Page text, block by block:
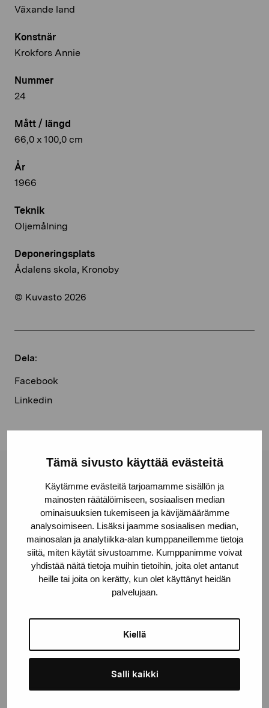
Tämä sivusto käyttää evästeitä
Käytämme evästeitä tarjoamamme sisällön ja
mainosten räätälöimiseen, sosiaalisen median
ominaisuuksien tukemiseen ja kävijämäärämme
analysoimiseen. Lisäksi jaamme sosiaalisen median,
mainosalan ja analytiikka-alan kumppaneillemme tietoja
siitä, miten käytät sivustoamme. Kumppanimme voivat
yhdistää näitä tietoja muihin tietoihin, joita olet antanut
heille tai joita on kerätty, kun olet käyttänyt heidän
palvelujaan.
Kiellä
Salli kaikki
Växande land
Konstnär
Krokfors Annie
Nummer
24
Mått / längd
66,0 x 100,0 cm
År
1966
Teknik
Oljemålning
Deponeringsplats
Ådalens skola, Kronoby
© Kuvasto 2026
Dela:
Facebook
Linkedin
Stiftelsen Pro Artibus
Gustav Wasas gata 11
10600 Ekenäs
proartibus@proartibus.fi
+358 (0)50 371 6339